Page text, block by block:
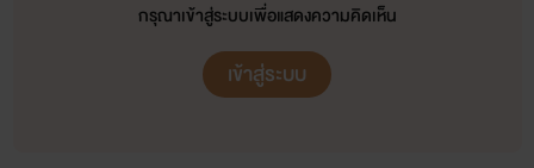
กรุณาเข้าสู่ระบบเพื่อแสดงความคิดเห็น
เข้าสู่ระบบ